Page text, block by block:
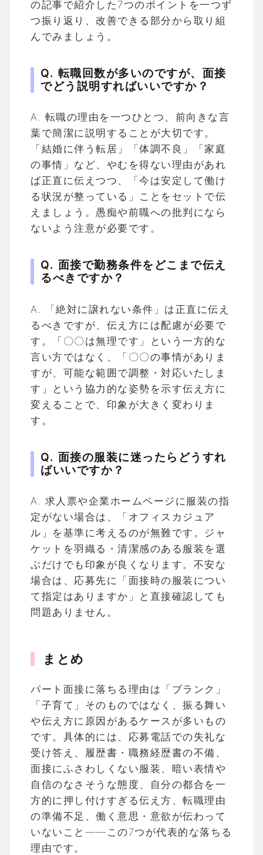
の記事で紹介した7つのポイントを一つず
つ振り返り、改善できる部分から取り組
んでみましょう。
Q. 転職回数が多いのですが、面接
でどう説明すればいいですか？
A. 転職の理由を一つひとつ、前向きな言
葉で簡潔に説明することが大切です。
「結婚に伴う転居」「体調不良」「家庭
の事情」など、やむを得ない理由があれ
ば正直に伝えつつ、「今は安定して働け
る状況が整っている」ことをセットで伝
えましょう。愚痴や前職への批判になら
ないよう注意が必要です。
Q. 面接で勤務条件をどこまで伝え
るべきですか？
A. 「絶対に譲れない条件」は正直に伝え
るべきですが、伝え方には配慮が必要で
す。「〇〇は無理です」という一方的な
言い方ではなく、「〇〇の事情がありま
すが、可能な範囲で調整・対応いたしま
す」という協力的な姿勢を示す伝え方に
変えることで、印象が大きく変わりま
す。
Q. 面接の服装に迷ったらどうすれ
ばいいですか？
A. 求人票や企業ホームページに服装の指
定がない場合は、「オフィスカジュア
ル」を基準に考えるのが無難です。ジャ
ケットを羽織る・清潔感のある服装を選
ぶだけでも印象が良くなります。不安な
場合は、応募先に「面接時の服装につい
て指定はありますか」と直接確認しても
問題ありません。
まとめ
パート面接に落ちる理由は「ブランク」
「子育て」そのものではなく、振る舞い
や伝え方に原因があるケースが多いもの
です。具体的には、応募電話での失礼な
受け答え、履歴書・職務経歴書の不備、
面接にふさわしくない服装、暗い表情や
自信のなさそうな態度、自分の都合を一
方的に押し付けすぎる伝え方、転職理由
の準備不足、働く意思・意欲が伝わって
いないこと——この7つが代表的な落ちる
理由です。